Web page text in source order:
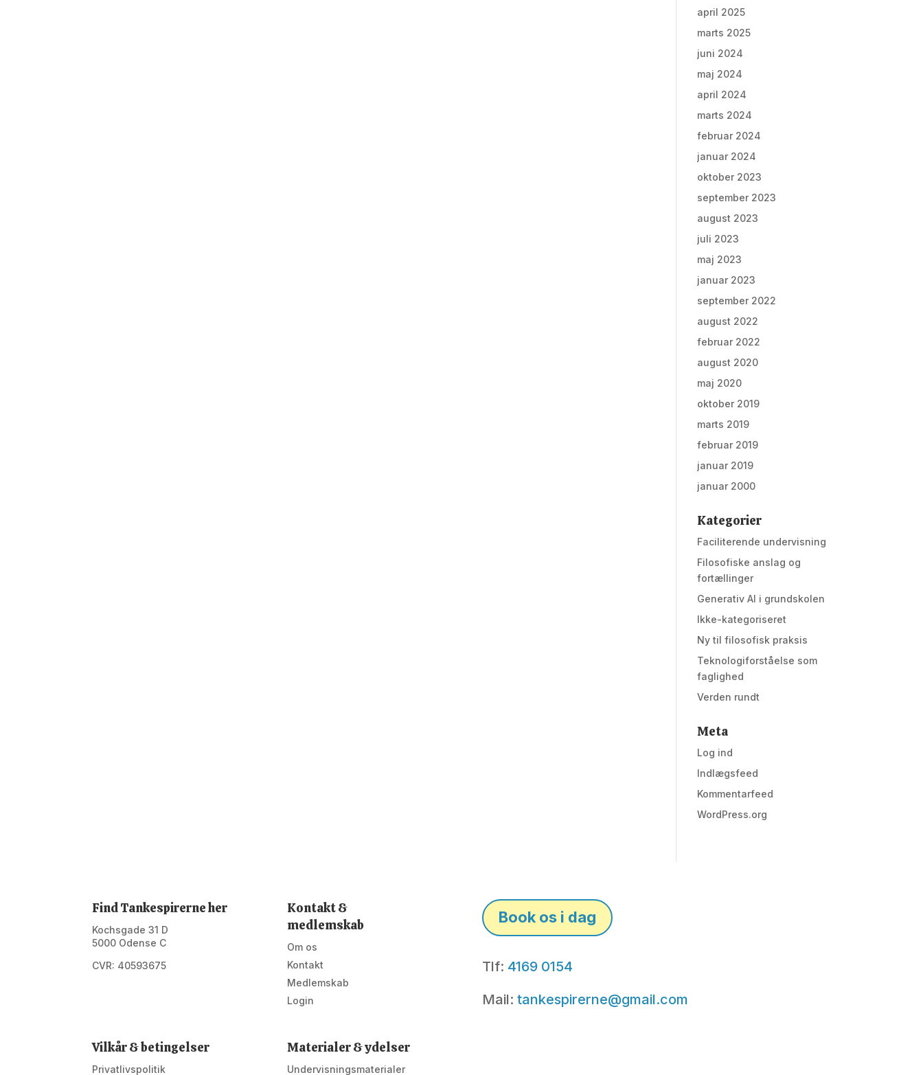
april 2025
marts 2025
juni 2024
maj 2024
april 2024
marts 2024
februar 2024
januar 2024
oktober 2023
september 2023
august 2023
juli 2023
maj 2023
januar 2023
september 2022
august 2022
februar 2022
august 2020
maj 2020
oktober 2019
marts 2019
februar 2019
januar 2019
januar 2000
Kategorier
Faciliterende undervisning
Filosofiske anslag og
fortællinger
Generativ AI i grundskolen
Ikke-kategoriseret
Ny til filosofisk praksis
Teknologiforståelse som
faglighed
Verden rundt
Meta
Log ind
Indlægsfeed
Kommentarfeed
WordPress.org
Find Tankespirerne her
Kochsgade 31 D
5000 Odense C
CVR: 40593675
Kontakt &
medlemskab
Om os
Kontakt
Medlemskab
Login
Vilkår & betingelser
Privatlivspolitik
Materialer & ydelser
Undervisningsmaterialer
Book os i dag
Tlf: 4169 0154
Mail: tankespirerne@gmail.com